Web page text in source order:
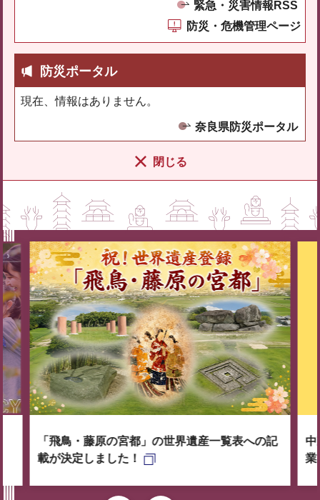
緊急・災害情報RSS
防災・危機管理ページ
防災ポータル
現在、情報はありません。
奈良県防災ポータル
閉じる
「飛鳥・藤原の宮都」の世界遺産一覧表への記
載が決定しました！
中
業